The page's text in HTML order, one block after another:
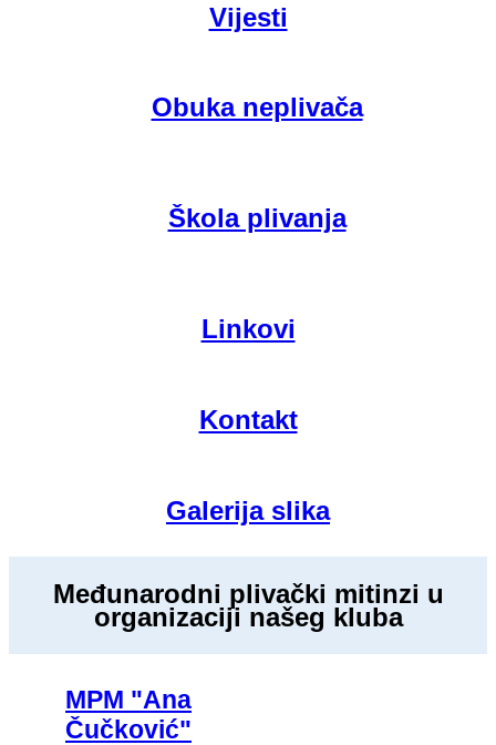
Vijesti
Obuka neplivača
Škola plivanja
Linkovi
Kontakt
Galerija slika
Međunarodni plivački mitinzi u
organizaciji našeg kluba
MPM "Ana
Čučković"